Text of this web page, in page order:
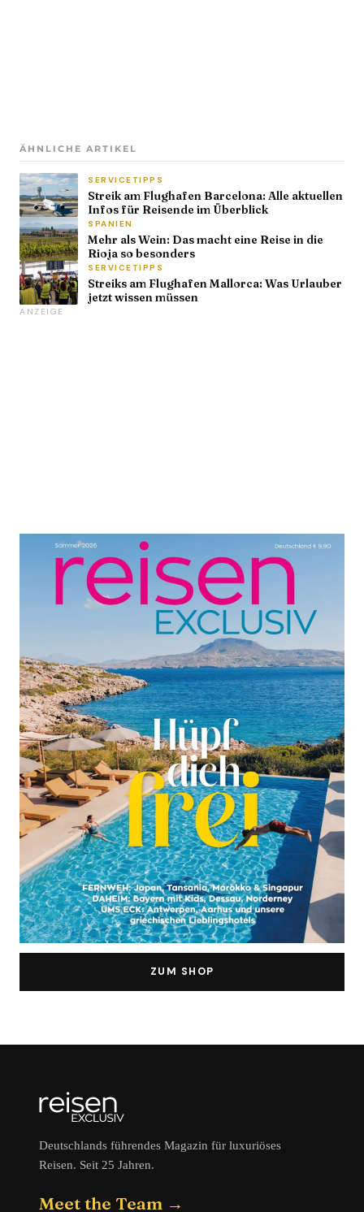
ZUM SHOP
ÄHNLICHE ARTIKEL
SERVICETIPPS
Streik am Flughafen Barcelona: Alle aktuellen
Infos für Reisende im Überblick
SPANIEN
Mehr als Wein: Das macht eine Reise in die
Rioja so besonders
SERVICETIPPS
Streiks am Flughafen Mallorca: Was Urlauber
jetzt wissen müssen
ANZEIGE
Deutschlands führendes Magazin für luxuriöses
Reisen. Seit 25 Jahren.
Meet the Team →